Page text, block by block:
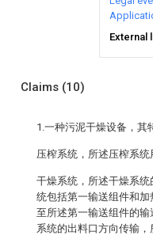
External
Claims (10)
1.一种污泥干燥设备，其
压榨系统，所述压榨系
干燥系统，所述干燥系
统包括第一输送组件和
至所述第一输送组件的
系统的出料口方向传输